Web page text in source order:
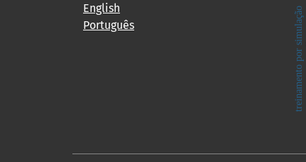
English
Português
treinamento por simulação